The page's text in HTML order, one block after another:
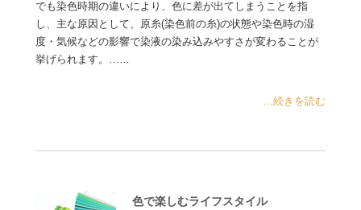
でも染色時期の違いにより、色に差が出てしまうことを指
し、主な原因として、原糸(染色前の糸)の状態や染色時の湿
度・気候などの影響で染液の染み込みやすさが変わることが
挙げられます。……
...続きを読む
色で楽しむライフスタイル